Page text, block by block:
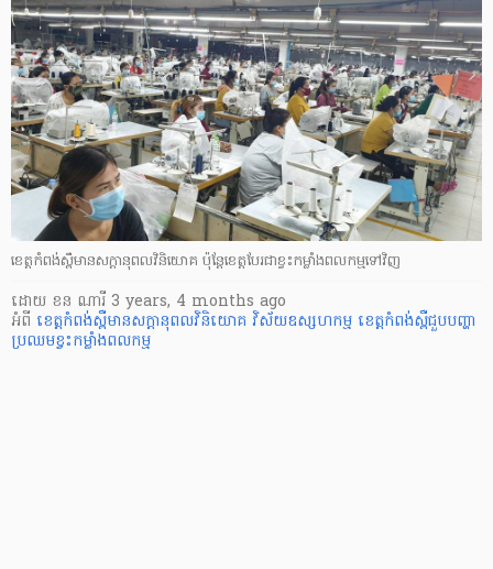
ខេត្តកំពង់ស្ពឺមានសក្ដានុពលវិនិយោគ ប៉ុន្តែខេត្តបែរជាខ្វះកម្លាំងពលកម្មទៅវិញ
ដោយ ខន ណារី 3 years, 4 months ago
អំពី ខេត្តកំពង់ស្ពឺមានសក្ដានុពលវិនិយោគ វិស័យឧស្សហកម្ម ខេត្តកំពង់ស្ពឺជួបបញ្ហា
ប្រឈមខ្វះកម្លាំងពលកម្ម